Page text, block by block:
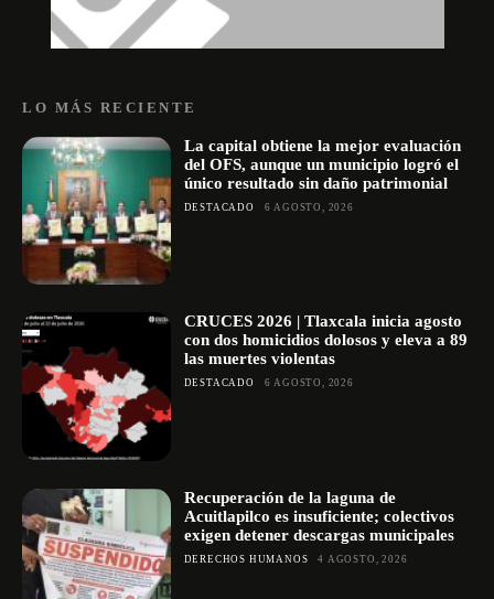
LO MÁS RECIENTE
La capital obtiene la mejor evaluación
del OFS, aunque un municipio logró el
único resultado sin daño patrimonial
DESTACADO 6 AGOSTO, 2026
CRUCES 2026 | Tlaxcala inicia agosto
con dos homicidios dolosos y eleva a 89
las muertes violentas
DESTACADO 6 AGOSTO, 2026
Recuperación de la laguna de
Acuitlapilco es insuficiente; colectivos
exigen detener descargas municipales
DERECHOS HUMANOS 4 AGOSTO, 2026